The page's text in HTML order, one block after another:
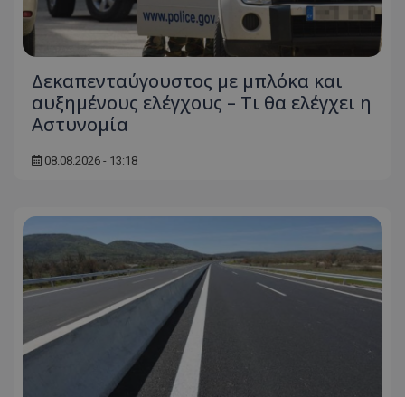
Δεκαπενταύγουστος με μπλόκα και
αυξημένους ελέγχους – Τι θα ελέγχει η
Αστυνομία
08.08.2026 - 13:18